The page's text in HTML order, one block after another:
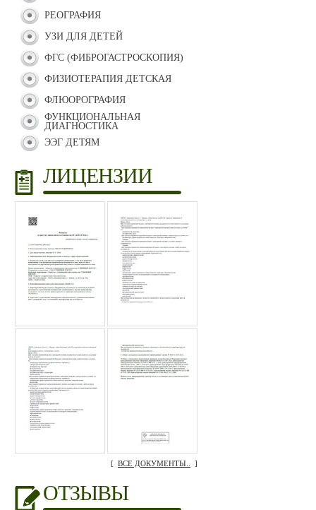
РЕОГРАФИЯ
УЗИ ДЛЯ ДЕТЕЙ
ФГС (ФИБРОГАСТРОСКОПИЯ)
ФИЗИОТЕРАПИЯ ДЕТСКАЯ
ФЛЮОРОГРАФИЯ
ФУНКЦИОНАЛЬНАЯ
ДИАГНОСТИКА
ЭЭГ ДЕТЯМ
ЛИЦЕНЗИИ
[ ВСЕ ДОКУМЕНТЫ.. ]
ОТЗЫВЫ